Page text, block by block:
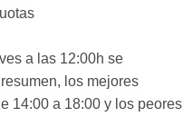
a las 12:00h se
los mejores
14:00 a 18:00 y los peores